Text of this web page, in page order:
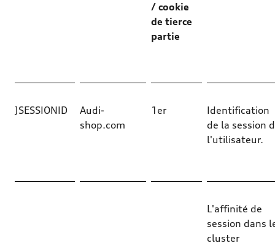
/ cookie
de tierce
partie
JSESSIONID
Audi-
shop.com
1er
Identification
de la session
l'utilisateur.
L'affinité de
session dans
cluster